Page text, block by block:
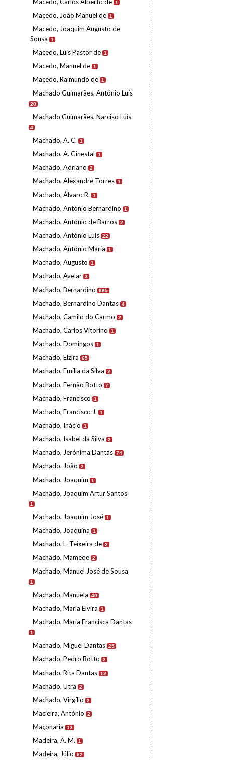
1
Macedo, João Manuel de 1
Macedo, Joaquim Augusto de
Sousa
1
Macedo, Luís Pastor de 1
Macedo, Manuel de 1
Macedo, Raimundo de 1
Machado Guimarães, António Luís
20
Machado Guimarães, Narciso Luís
4
Machado, A. C. 1
Machado, A. Ginestal 1
Machado, Adriano 2
Machado, Alexandre Torres 1
Machado, Álvaro R. 1
Machado, António Bernardino 1
Machado, António de Barros 2
Machado, António Luís 22
Machado, António Maria 1
Machado, Augusto 1
Machado, Avelar 3
Machado, Bernardino 685
Machado, Bernardino Dantas 4
Machado, Camilo do Carmo 2
Machado, Carlos Vitorino 1
Machado, Domingos 1
Machado, Elzira 65
Machado, Emília da Silva 2
Machado, Fernão Botto 7
Machado, Francisco 1
Machado, Francisco J. 1
Machado, Inácio 1
Machado, Isabel da Silva 2
Machado, Jerónima Dantas 74
Machado, João 2
Machado, Joaquim 1
Machado, Joaquim Artur Santos
1
Machado, Joaquim José 1
Machado, Joaquina 1
Machado, L. Teixeira de 2
Machado, Mamede 2
Machado, Manuel José de Sousa
1
Machado, Manuela 40
Machado, Maria Elvira 1
Machado, Maria Francisca Dantas
1
Machado, Miguel Dantas 25
Machado, Pedro Botto 2
Machado, Rita Dantas 12
Machado, Utra 2
Machado, Virgílio 2
Macieira, António 2
Maçonaria 13
Madeira, A. M. 1
Madeira, Júlio 62